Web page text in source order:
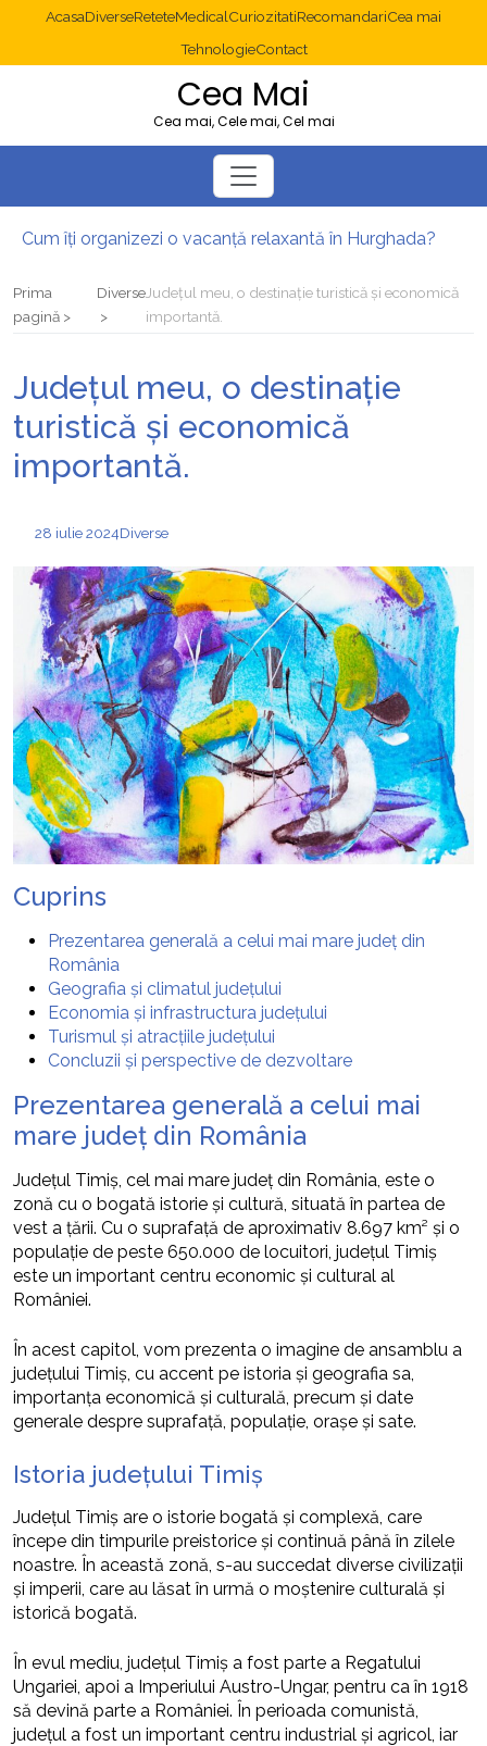
AcasaDiverseReteteMedicalCuriozitatiRecomandariCea mai
TehnologieContact
Cea Mai
Cea mai, Cele mai, Cel mai
Cum îți organizezi o vacanță relaxantă în Hurghada?
Multisite WordPress și Mastodon: cum gestionezi mai multe site-uri
Prima
pagină
Diverse Județul meu, o destinație turistică și economică
importantă.
Județul meu, o destinație
turistică și economică
importantă.
28 iulie 2024Diverse
Cuprins
Prezentarea generală a celui mai mare județ din
România
Geografia și climatul județului
Economia și infrastructura județului
Turismul și atracțiile județului
Concluzii și perspective de dezvoltare
Prezentarea generală a celui mai
mare județ din România
Județul Timiș, cel mai mare județ din România, este o
zonă cu o bogată istorie și cultură, situată în partea de
vest a țării. Cu o suprafață de aproximativ 8.697 km² și o
populație de peste 650.000 de locuitori, județul Timiș
este un important centru economic și cultural al
României.
În acest capitol, vom prezenta o imagine de ansamblu a
județului Timiș, cu accent pe istoria și geografia sa,
importanța economică și culturală, precum și date
generale despre suprafață, populație, orașe și sate.
Istoria județului Timiș
Județul Timiș are o istorie bogată și complexă, care
începe din timpurile preistorice și continuă până în zilele
noastre. În această zonă, s-au succedat diverse civilizații
și imperii, care au lăsat în urmă o moștenire culturală și
istorică bogată.
În evul mediu, județul Timiș a fost parte a Regatului
Ungariei, apoi a Imperiului Austro-Ungar, pentru ca în 1918
să devină parte a României. În perioada comunistă,
județul a fost un important centru industrial și agricol, iar